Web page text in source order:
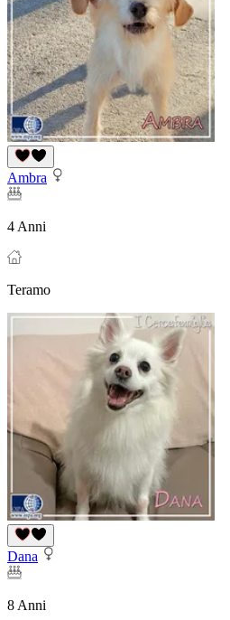
Ambra
4 Anni
Teramo
Dana
8 Anni